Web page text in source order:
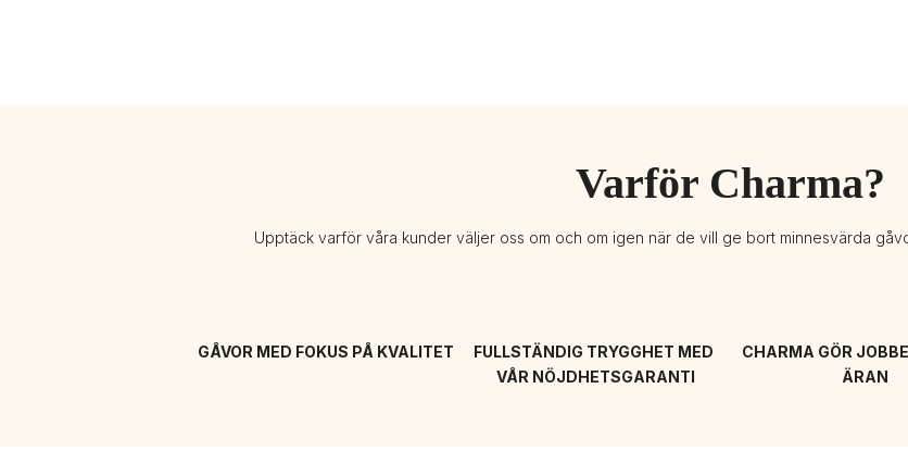
Varför Charma?
Upptäck varför våra kunder väljer oss om och om igen när de vill ge bort minnesvärda
GÅVOR MED FOKUS PÅ KVALITET
FULLSTÄNDIG TRYGGHET MED
VÅR NÖJDHETSGARANTI
CHARMA GÖR
ÄRAN